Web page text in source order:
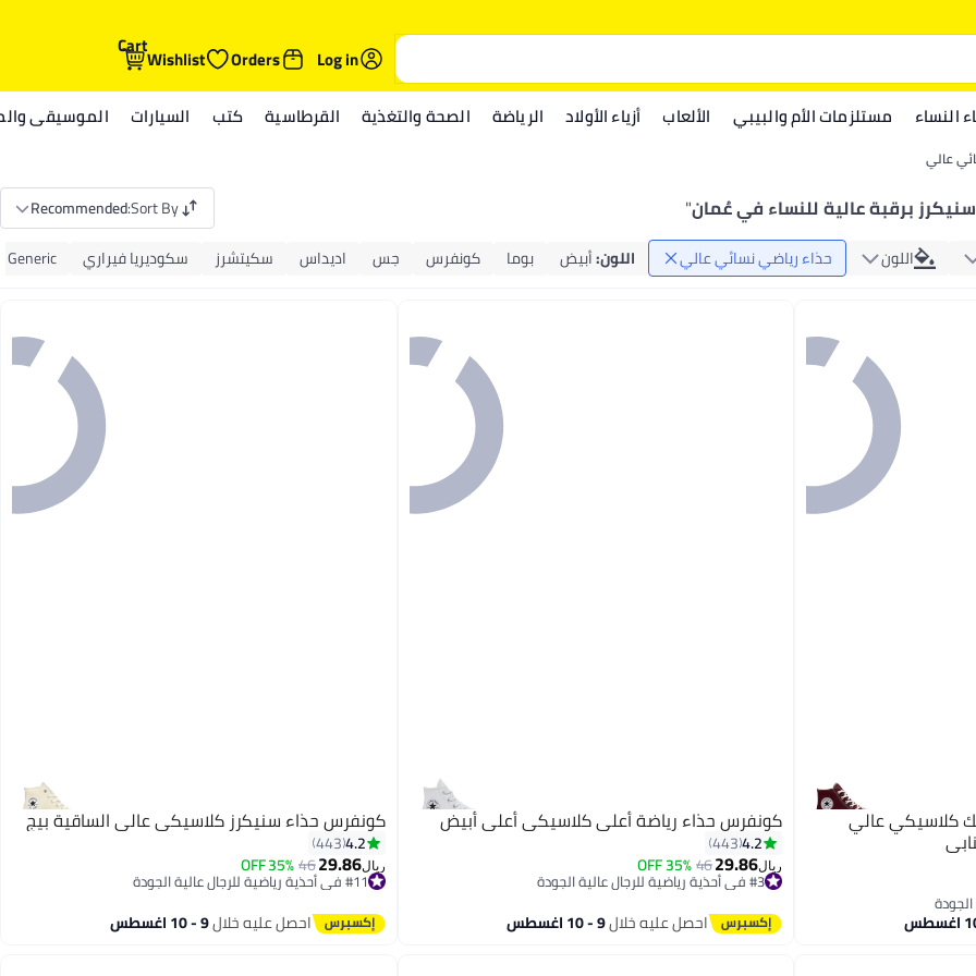
Log in
Orders
Wishlist
Cart
النساء مستلزمات الأم والبيبي الألعاب أزياء الأولاد الرياضة الصحة والتغذية القرطاسية كتب السيارات الموسيقى
عالي
سنيكرز برقبة عالية للنساء في عُمان"
Sort By
:
Recommended
اللون حذاء رياضي نسائي عالي اللون:أبيض بوما كونفرس جس اديداس سكيتشرز سكوديريا فيراري Generic
كلاسيكي عالي
8
كونفرس حذاء رياضة أعلى كلاسيكي أعلى أبيض
4.2
443
ريال29.86
46
35% OFF
#3 في أحذية رياضية للرجال عالية الجودة
احصل عليه خلال9 - 10 اغسطس
كونفرس حذاء سنيكرز كلاسيكي عالي الساقية بيج
4.2
443
ريال29.86
46
35% OFF
#11 في أحذية رياضية للرجال عالية الجودة
احصل عليه خلال9 - 10 اغسطس